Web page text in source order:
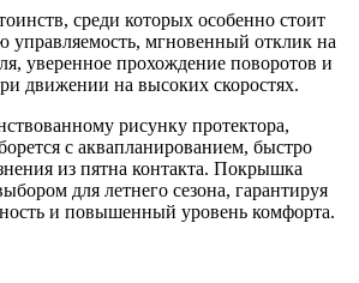
среди которых особенно стоит
управляемость, мгновенный отклик на
уверенное прохождение поворотов и
движении на высоких скоростях.
рисунку протектора,
с аквапланированием, быстро
из пятна контакта. Покрышка
для летнего сезона, гарантируя
и повышенный уровень комфорта.